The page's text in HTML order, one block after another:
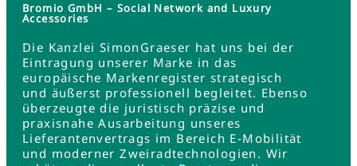
Bromio GmbH – Social Network and Luxury
Accessories
Die Kanzlei SimonGraeser hat uns bei der
Eintragung unserer Marke in das
europäische Markenregister strategisch
und äußerst professionell begleitet. Ebenso
überzeugte die juristisch präzise und
praxisnahe Ausarbeitung unseres
Lieferantenvertrags im Bereich E-Mobilität
und moderner Zweiradtechnologien. Wir